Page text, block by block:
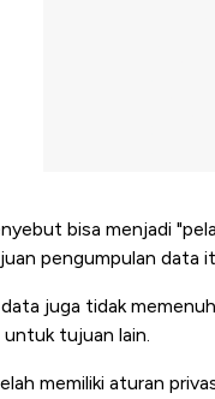
bisa menjadi
pengumpulan data
juga tidak
untuk tujuan lain.
memiliki aturan